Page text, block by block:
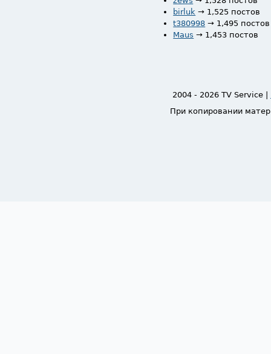
birluk → 1,525 постов
t380998 → 1,495 постов
Maus → 1,453 постов
2004 - 2026 TV Service |
При копировании